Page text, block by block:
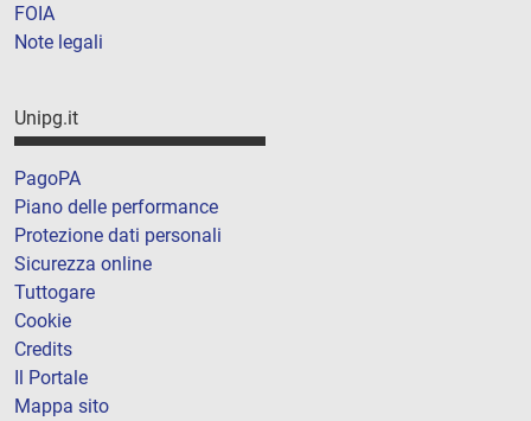
FOIA
Note legali
Unipg.it
PagoPA
Piano delle performance
Protezione dati personali
Sicurezza online
Tuttogare
Cookie
Credits
Il Portale
Mappa sito